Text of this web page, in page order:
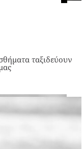
ταξιδεύουν